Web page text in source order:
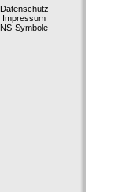
Datenschutz
Impressum
NS-Symbole